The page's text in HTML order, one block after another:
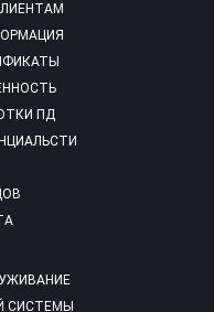
СИСТЕМЫ
ПД